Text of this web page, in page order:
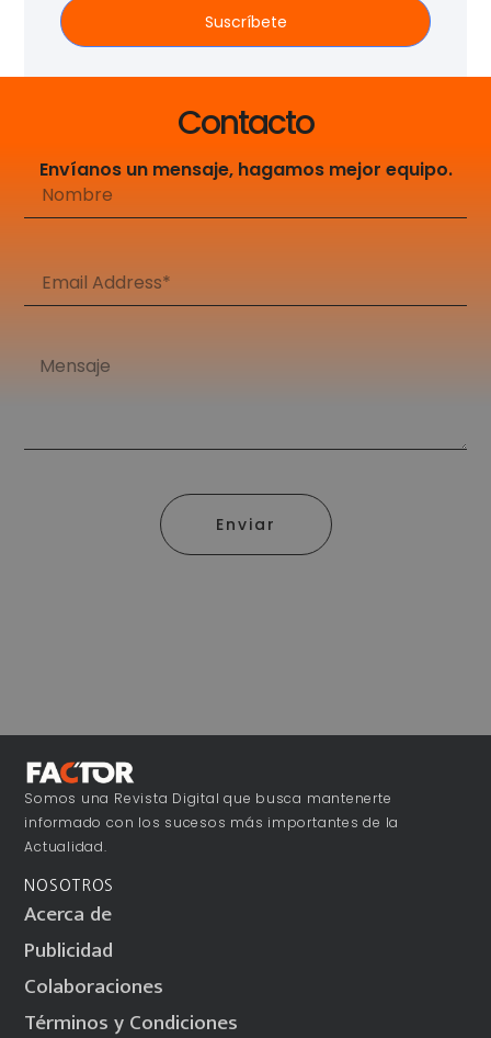
Suscríbete
Contacto
Envíanos un mensaje, hagamos mejor equipo.
Enviar
Somos una Revista Digital que busca mantenerte
informado con los sucesos más importantes de la
Actualidad.
NOSOTROS
Acerca de
Publicidad
Colaboraciones
Términos y Condiciones